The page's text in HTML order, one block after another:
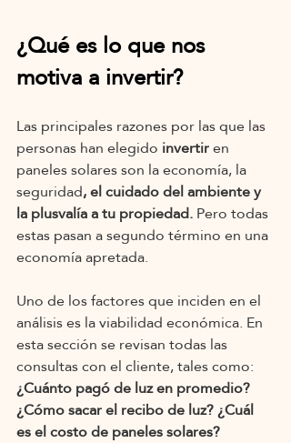
¿Qué es lo que nos
motiva a invertir?
Las principales razones por las que las
personas han elegido invertir en
paneles solares son la economía, la
seguridad, el cuidado del ambiente y
la plusvalía a tu propiedad. Pero todas
estas pasan a segundo término en una
economía apretada.
Uno de los factores que inciden en el
análisis es la viabilidad económica. En
esta sección se revisan todas las
consultas con el cliente, tales como:
¿Cuánto pagó de luz en promedio?
¿Cómo sacar el recibo de luz? ¿Cuál
es el costo de paneles solares?